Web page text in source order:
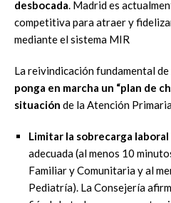
desbocada. Madrides
competitiva para atraer y
mediante el sistema MIR
La reivindicación fundamental
ponga en marcha un “plan de
situación de la Atención
Limitar la sobrecarga laboral
adecuada (al menos 10
Familiar y Comunitaria y al
Pediatría). La Consejería